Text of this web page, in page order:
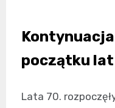
początku lat
Lata 70.